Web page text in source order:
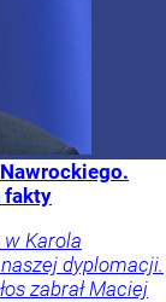
fakty
w Karola
dyplomacji.
zabrał Maciej